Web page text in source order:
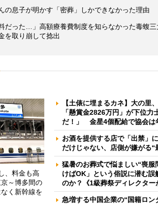
の息子が明かす「密葬」しかできなかった理由
だった…」高額療養費制度を知らなかった毒蝮
を取り崩して捻出
、料金も高
～博多間の
く新幹線を
【土俵に埋まるカネ】大の里
「懸賞金2826万円」が下位
だ！」 金星4個配給で協会は
お酒を提供する店で「出禁」
だけじゃない、店側が嫌がる“
猛暑のお葬式で悩ましい“喪
けばOK」という俗説に潜む
のか？《1級葬祭ディレクター
急増する中国企業の“国籍ロ